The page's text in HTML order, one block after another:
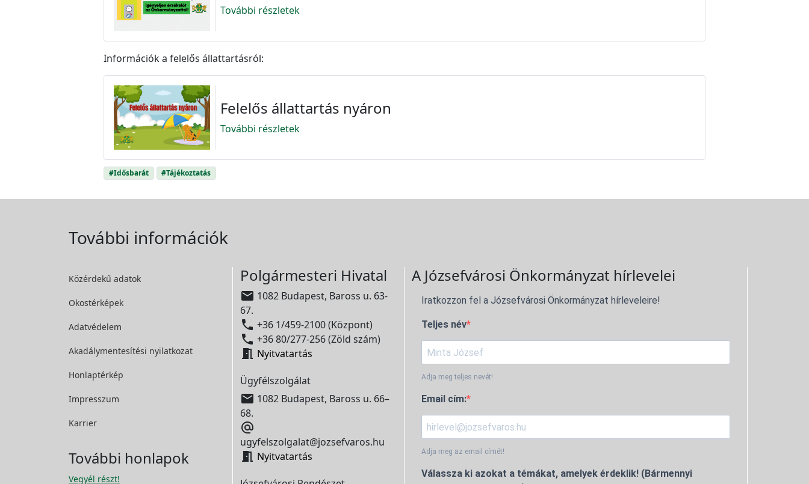
További részletek
Információk a felelős állattartásról:
Felelős állattartás nyáron
További részletek
#Idősbarát #Tájékoztatás
További információk
Közérdekű adatok
Okostérképek
Adatvédelem
Akadálymentesítési nyilatkozat
Honlaptérkép
Impresszum
Karrier
További honlapok
Vegyél részt!
Polgármesteri Hivatal
 1082 Budapest, Baross u. 63-
67.
 +36 1/459-2100 (Központ)
 +36 80/277-256 (Zöld szám)
 Nyitvatartás
Ügyfélszolgálat
 1082 Budapest, Baross u. 66–
68.

ugyfelszolgalat@jozsefvaros.hu
 Nyitvatartás
A Józsefvárosi Önkormányzat hírlevelei
Iratkozzon fel a Józsefvárosi Önkormányzat hírleveleire!
Teljes név
Adja meg teljes nevét!
Email cím:
Adja meg az email címét!
Válassza ki azokat a témákat, amelyek érdeklik! (Bármennyi